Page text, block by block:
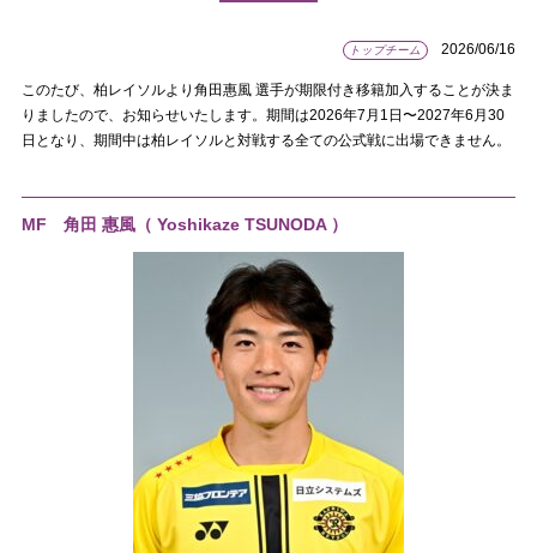
トップチーム 2026/06/16
このたび、柏レイソルより角田惠風 選手が期限付き移籍加入することが決ま
りましたので、お知らせいたします。期間は2026年7月1日〜2027年6月30
日となり、期間中は柏レイソルと対戦する全ての公式戦に出場できません。
MF 角田 惠風 （ Yoshikaze TSUNODA ）